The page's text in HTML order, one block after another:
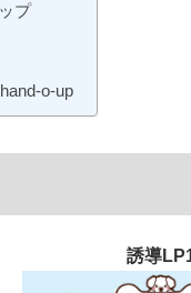
プ
o-up
誘導LP1